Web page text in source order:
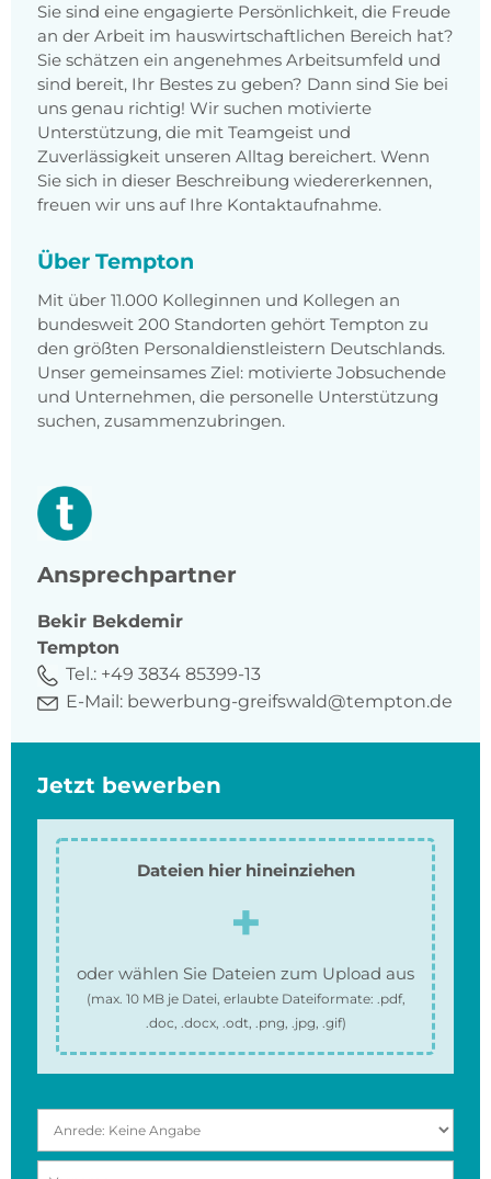
Sie sind eine engagierte Persönlichkeit, die Freude
an der Arbeit im hauswirtschaftlichen Bereich hat?
Sie schätzen ein angenehmes Arbeitsumfeld und
sind bereit, Ihr Bestes zu geben? Dann sind Sie bei
uns genau richtig! Wir suchen motivierte
Unterstützung, die mit Teamgeist und
Zuverlässigkeit unseren Alltag bereichert. Wenn
Sie sich in dieser Beschreibung wiedererkennen,
freuen wir uns auf Ihre Kontaktaufnahme.
Über Tempton
Mit über 11.000 Kolleginnen und Kollegen an
bundesweit 200 Standorten gehört Tempton zu
den größten Personaldienstleistern Deutschlands.
Unser gemeinsames Ziel: motivierte Jobsuchende
und Unternehmen, die personelle Unterstützung
suchen, zusammenzubringen.
Ansprechpartner
Bekir Bekdemir
Tempton
Tel.: +49 3834 85399-13
E-Mail: bewerbung-greifswald@tempton.de
Jetzt bewerben
Dateien hier hineinziehen
oder wählen Sie Dateien zum Upload aus
(max. 10 MBje Datei, erlaubte Dateiformate: .pdf,
.doc, .docx, .odt, .png, .jpg, .gif)